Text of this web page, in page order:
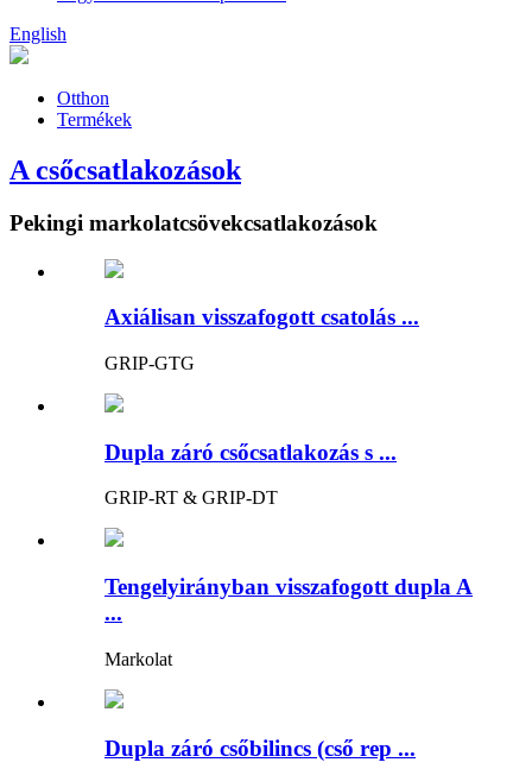
English
Otthon
Termékek
A csőcsatlakozások
Pekingi markolatcsövekcsatlakozások
Axiálisan visszafogott csatolás ...
GRIP-GTG
Dupla záró csőcsatlakozás s ...
GRIP-RT & GRIP-DT
Tengelyirányban visszafogott dupla A
...
Markolat
Dupla záró csőbilincs (cső rep ...